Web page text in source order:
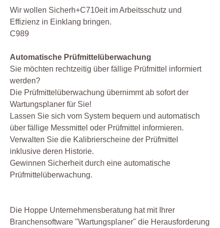
Wir wollen Sicherh+C710eit im Arbeitsschutz und
Effizienz in Einklang bringen.
C989
Automatische Prüfmittelüberwachung
Sie möchten rechtzeitig über fällige Prüfmittel informiert
werden?
Die Prüfmittelüberwachung übernimmt ab sofort der
Wartungsplaner für Sie!
Lassen Sie sich vom System bequem und automatisch
über fällige Messmittel oder Prüfmittel informieren.
Verwalten Sie die Kalibrierscheine der Prüfmittel
inklusive deren Historie.
Gewinnen Sicherheit durch eine automatische
Prüfmittelüberwachung.
Die Hoppe Unternehmensberatung hat mit Ihrer
Branchensoftware "Wartungsplaner" die Herausforderung